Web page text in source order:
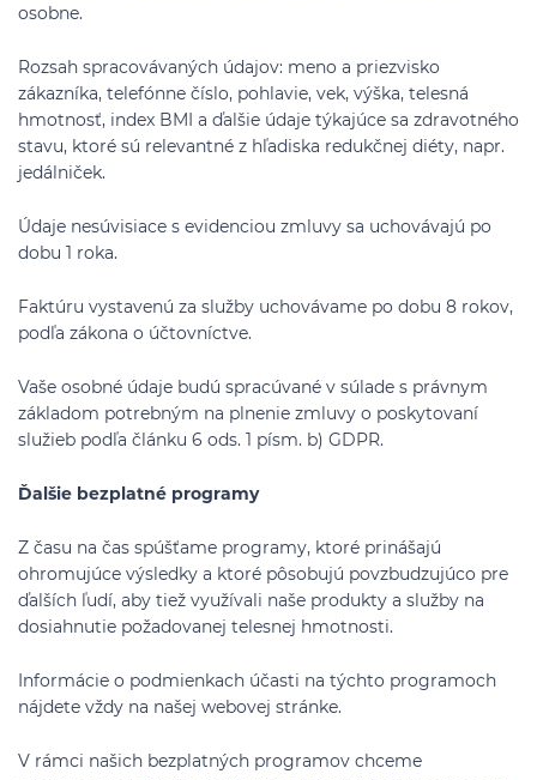
osobne.
Rozsah spracovávaných údajov: meno a priezvisko
zákazníka, telefónne číslo, pohlavie, vek, výška, telesná
hmotnosť, index BMI a ďalšie údaje týkajúce sa zdravotného
stavu, ktoré sú relevantné z hľadiska redukčnej diéty, napr.
jedálniček.
Údaje nesúvisiace s evidenciou zmluvy sa uchovávajú po
dobu 1 roka.
Faktúru vystavenú za služby uchovávame po dobu 8 rokov,
podľa zákona o účtovníctve.
Vaše osobné údaje budú spracúvané v súlade s právnym
základom potrebným na plnenie zmluvy o poskytovaní
služieb podľa článku 6 ods. 1 písm. b) GDPR.
Ďalšie bezplatné programy
Z času na čas spúšťame programy, ktoré prinášajú
ohromujúce výsledky a ktoré pôsobujú povzbudzujúco pre
ďalších ľudí, aby tiež využívali naše produkty a služby na
dosiahnutie požadovanej telesnej hmotnosti.
Informácie o podmienkach účasti na týchto programoch
nájdete vždy na našej webovej stránke.
V rámci našich bezplatných programov chceme